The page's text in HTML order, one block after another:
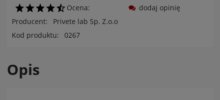
Ocena:
Producent:
Privete lab Sp. Z.o.o
Kod produktu:
0267
dodaj opinię
Opis